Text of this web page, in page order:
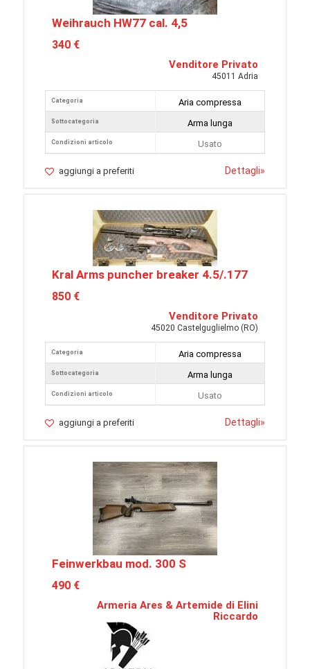
Weihrauch HW77 cal. 4,5
340 €
Venditore Privato
45011 Adria
Categoria
Sottocategoria
Condizioni articolo
Aria compressa
Arma lunga
Usato
aggiungi a preferiti Dettagli»
Kral Arms puncher breaker 4.5/.177
850 €
Venditore Privato
45020 Castelguglielmo (RO)
Categoria
Sottocategoria
Condizioni articolo
Aria compressa
Arma lunga
Usato
aggiungi a preferiti Dettagli»
Feinwerkbau mod. 300 S
490 €
Armeria Ares & Artemide di Elini
Riccardo